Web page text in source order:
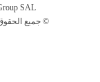
SAL
جميع الحقوق محفوظة لمجموعة العرب اليوم الاعلامية 2025 ©